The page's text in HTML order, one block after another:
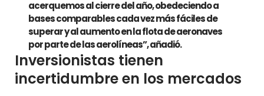
acerquemos al cierre del año, obedeciendo a
bases comparables cada vez más fáciles de
superar y al aumento en la flota de aeronaves
por parte de las aerolíneas”, añadió.
Inversionistas tienen
incertidumbre en los mercados